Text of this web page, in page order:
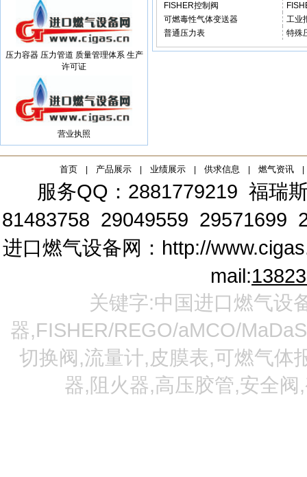
压力容器 压力管道 质量管理体系 生产
许可证
营业执照
FISHER控制阀
可燃毒性气体变送器
工业
普通压力表
特殊
首页 | 产品展示 | 业绩展示 | 供求信息 | 燃气资讯 |
服务QQ：2881779219 福瑞
81483758 29049559 29571699
进口燃气设备网： http://
mail:
关键字:中国进口燃气设
器,FISHER/REGO/aMCO/
切换阀,流量计,皮膜表,可燃气体
器,阻火器,高压胶管,安全